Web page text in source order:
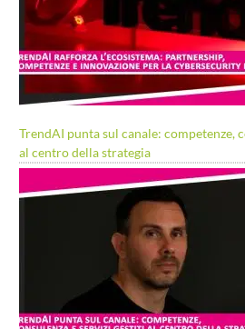
TrendAI punta sul canale: competenze,
al centro della strategia